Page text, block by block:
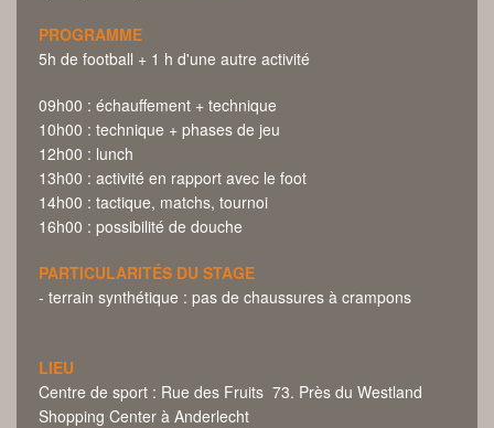
PROGRAMME
5h de football + 1 h d'une autre activité
09h00 : échauffement + technique
10h00 : technique + phases de jeu
12h00 : lunch
13h00 : activité en rapport avec le foot
14h00 : tactique, matchs, tournoi
16h00 : possibilité de douche
PARTICULARITÉS DU STAGE
- terrain synthétique : pas de chaussures à crampons
LIEU
Centre de sport : Rue des Fruits 73. Près du Westland
Shopping Center à Anderlecht